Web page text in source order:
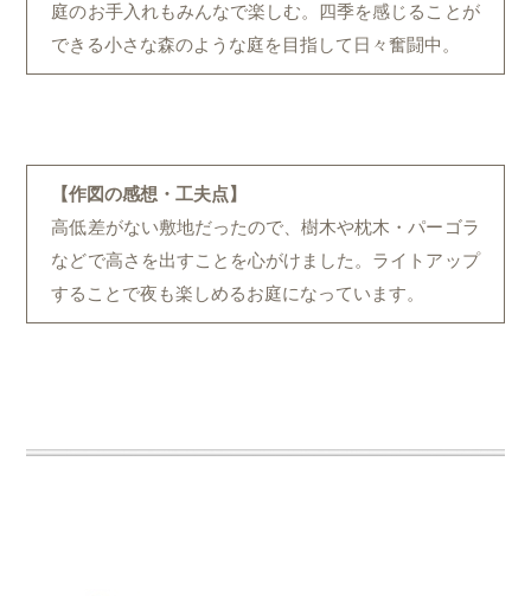
庭のお手入れもみんなで楽しむ。四季を感じることが
できる小さな森のような庭を目指して日々奮闘中。
【作図の感想・工夫点】
高低差がない敷地だったので、樹木や枕木・パーゴラ
などで高さを出すことを心がけました。ライトアップ
することで夜も楽しめるお庭になっています。